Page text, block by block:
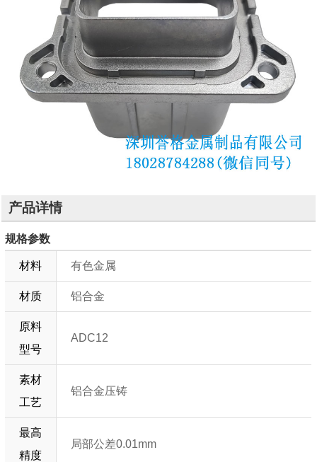
产品详情
规格参数
材料 有色金属
材质 铝合金
原料
型号
ADC12
素材
工艺
铝合金压铸
最高
精度
局部公差0.01mm